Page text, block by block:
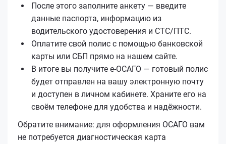
После этого заполните анкету — введите
данные паспорта, информацию из
водительского удостоверения и СТС/ПТС.
Оплатите свой полис с помощью банковской
карты или СБП прямо на нашем сайте.
В итоге вы получите е‑ОСАГО — готовый полис
будет отправлен на вашу электронную почту
и доступен в личном кабинете. Храните его на
своём телефоне для удобства и надёжности.
Обратите внимание: для оформления ОСАГО вам
не потребуется диагностическая карта